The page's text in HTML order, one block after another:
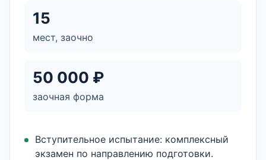
15
мест, заочно
50 000 ₽
заочная форма
Вступительное испытание: комплексный
экзамен по направлению подготовки.